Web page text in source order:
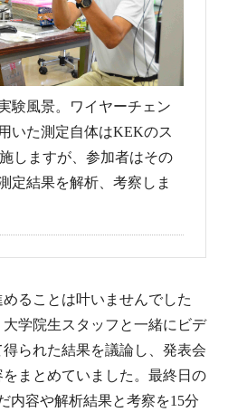
験風景。ワイヤーチェン
いた測定自体はKEKのス
しますが、参加者はその
定結果を解析、考察しま
ることは叶いませんでした
学院生スタッフと一緒にビデ
られた結果を議論し、発表会
まとめていました。最終日の
内容や解析結果と考察を15分